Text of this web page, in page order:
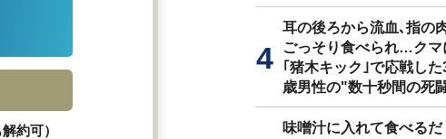
約可）
耳の後ろから流血､指の
ごっそり食べられ…クマ
｢猪木キック｣で応戦した
歳男性の"数十秒間の死
味噌汁に入れて食べるだ